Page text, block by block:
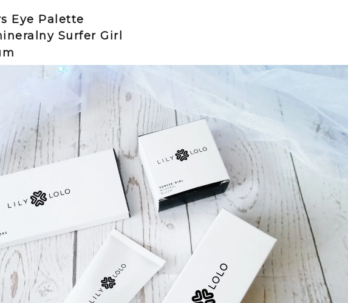
Eye Palette
Surfer Girl